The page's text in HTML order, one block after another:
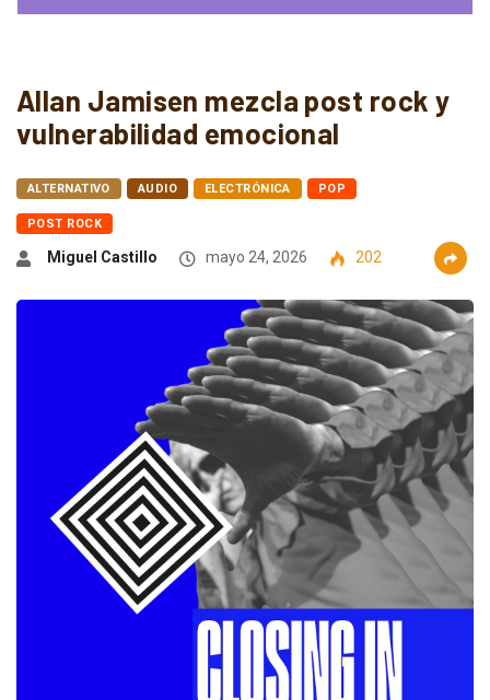
Allan Jamisen mezcla post rock y
vulnerabilidad emocional
ALTERNATIVO AUDIO ELECTRÓNICA POP
POST ROCK
Miguel Castillo mayo 24, 2026 202